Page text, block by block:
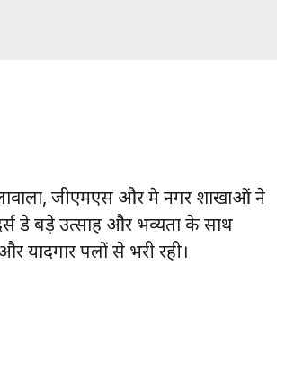
जीएमएस और प्रेम नगर शाखाओं ने
डे बड़े उत्साह और भव्यता के साथ
यादगार पलों से भरी रही।